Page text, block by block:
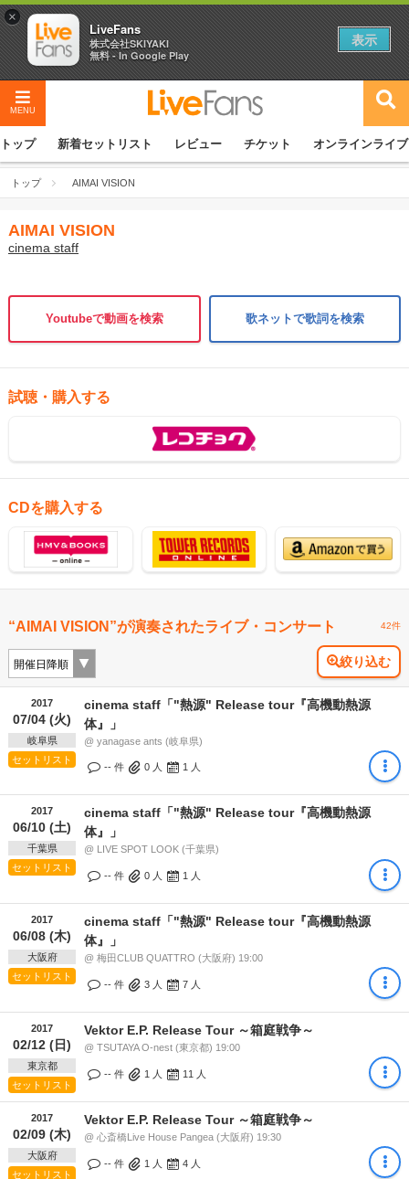
MENU
トップ 新着セットリスト レビュー チケット オンラインライブ
トップ AIMAI VISION
AIMAI VISION
cinema staff
Youtubeで動画を検索 歌ネットで歌詞を検索
試聴・購入する
CDを購入する
“AIMAI VISION”が演奏されたライブ・コンサート 42件
絞り込む
2017
07/04 (火)
岐阜県
セットリスト
cinema staff「"熱源" Release tour『高機動熱源
体』」
@ yanagase ants (岐阜県)
-- 件 0 人 1 人
2017
06/10 (土)
千葉県
セットリスト
cinema staff「"熱源" Release tour『高機動熱源
体』」
@ LIVE SPOT LOOK (千葉県)
-- 件 0 人 1 人
2017
06/08 (木)
大阪府
セットリスト
cinema staff「"熱源" Release tour『高機動熱源
体』」
@ 梅田CLUB QUATTRO (大阪府) 19:00
-- 件 3 人 7 人
2017
02/12 (日)
東京都
セットリスト
Vektor E.P. Release Tour ～箱庭戦争～
@ TSUTAYA O-nest (東京都) 19:00
-- 件 1 人 11 人
2017
02/09 (木)
大阪府
セットリスト
Vektor E.P. Release Tour ～箱庭戦争～
@ 心斎橋Live House Pangea (大阪府) 19:30
-- 件 1 人 4 人
×
LiveFans
株式会社SKIYAKI
無料 - In Google Play
表示